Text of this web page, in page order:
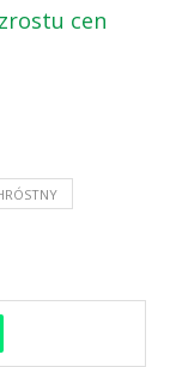
cen